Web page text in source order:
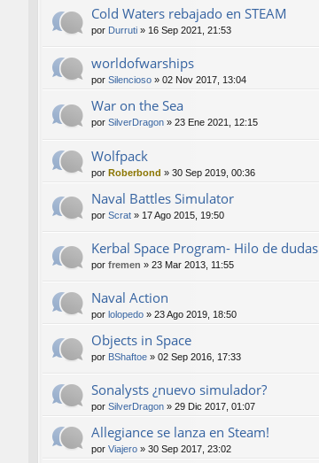
Cold Waters rebajado en STEAM
por Durruti » 16 Sep 2021, 21:53
worldofwarships
por Silencioso » 02 Nov 2017, 13:04
War on the Sea
por SilverDragon » 23 Ene 2021, 12:15
Wolfpack
por Roberbond » 30 Sep 2019, 00:36
Naval Battles Simulator
por Scrat » 17 Ago 2015, 19:50
Kerbal Space Program- Hilo de dudas
por fremen » 23 Mar 2013, 11:55
Naval Action
por lolopedo » 23 Ago 2019, 18:50
Objects in Space
por BShaftoe » 02 Sep 2016, 17:33
Sonalysts ¿nuevo simulador?
por SilverDragon » 29 Dic 2017, 01:07
Allegiance se lanza en Steam!
por Viajero » 30 Sep 2017, 23:02